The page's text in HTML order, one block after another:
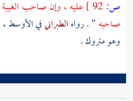
ص:
عليه ، وإن صاحب
صاحبه" . رواهالطبرانيفي الأوسط ،
وهو متروك .